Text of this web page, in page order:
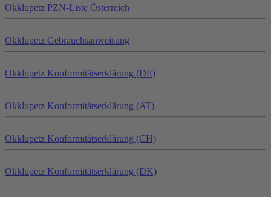
Okklupetz PZN-Liste Österreich
Okklupetz Gebrauchsanweisung
Okklupetz Konformitätserklärung (DE)
Okklupetz Konformitätserklärung (AT)
Okklupetz Konformitätserklärung (CH)
Okklupetz Konformitätserklärung (DK)